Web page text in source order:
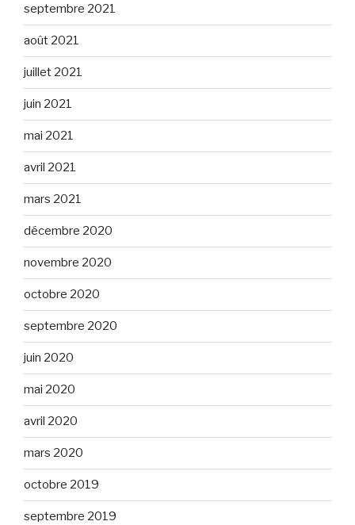
septembre 2021
août 2021
juillet 2021
juin 2021
mai 2021
avril 2021
mars 2021
décembre 2020
novembre 2020
octobre 2020
septembre 2020
juin 2020
mai 2020
avril 2020
mars 2020
octobre 2019
septembre 2019